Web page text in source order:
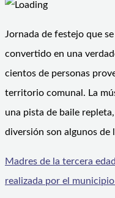
Jornada de festejo que
convertido en una
cientos de personas
territorio comunal. La
una pista de baile
diversión son algunos de
Madres de la tercera
realizada por el